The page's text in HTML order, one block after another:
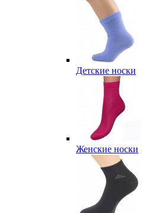
Детские носки
Женские носки